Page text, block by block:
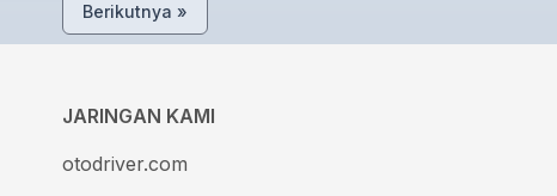
Berikutnya »
JARINGAN KAMI
otodriver.com